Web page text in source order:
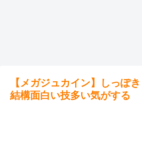
【メガジュカイン】しっぽ
結構面白い技多い気がする